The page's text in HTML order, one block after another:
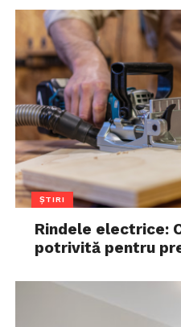
ȘTIRI
Rindele electrice:
potrivită pentru